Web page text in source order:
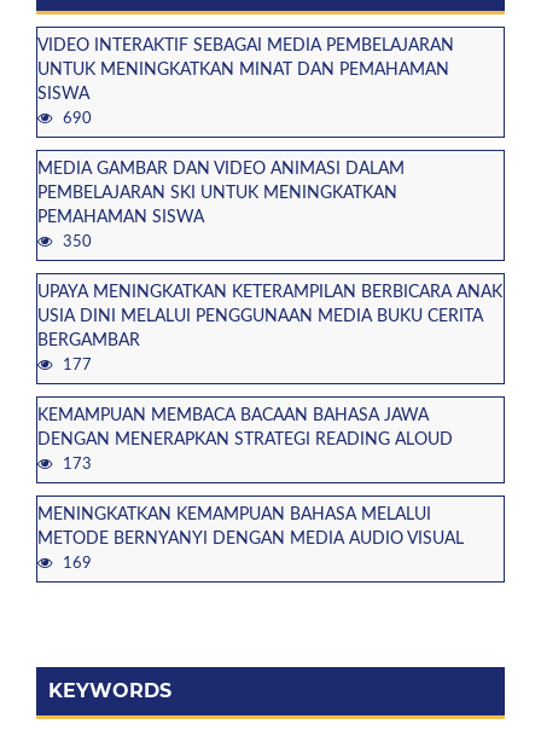
VIDEO INTERAKTIF SEBAGAI MEDIA PEMBELAJARAN
UNTUK MENINGKATKAN MINAT DAN PEMAHAMAN
SISWA
690
MEDIA GAMBAR DAN VIDEO ANIMASI DALAM
PEMBELAJARAN SKI UNTUK MENINGKATKAN
PEMAHAMAN SISWA
350
UPAYA MENINGKATKAN KETERAMPILAN BERBICARA ANAK
USIA DINI MELALUI PENGGUNAAN MEDIA BUKU CERITA
BERGAMBAR
177
KEMAMPUAN MEMBACA BACAAN BAHASA JAWA
DENGAN MENERAPKAN STRATEGI READING ALOUD
173
MENINGKATKAN KEMAMPUAN BAHASA MELALUI
METODE BERNYANYI DENGAN MEDIA AUDIO VISUAL
169
KEYWORDS